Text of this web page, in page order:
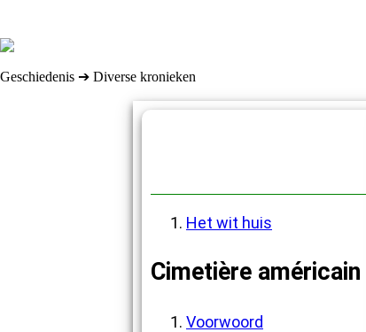
Geschiedenis ➔ Diverse kronieken
Het wit huis
Cimetière américain
Voorwoord